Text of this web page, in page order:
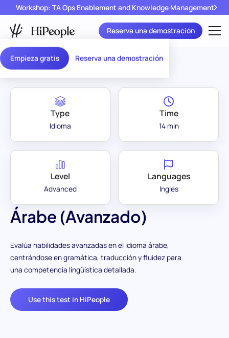
Empieza gratis Reserva una demostración
Workshop: TA Ops Enablement and Knowledge Management
Reserva una demostración
Assessment Library
Árabe (Avanzado)
Evalúa habilidades avanzadas en el idioma árabe,
centrándose en gramática, traducción y fluidez para
una competencia lingüística detallada.
Use this test in HiPeople
Type
Idioma
Time
14 min
Level
Advanced
Languages
Inglés